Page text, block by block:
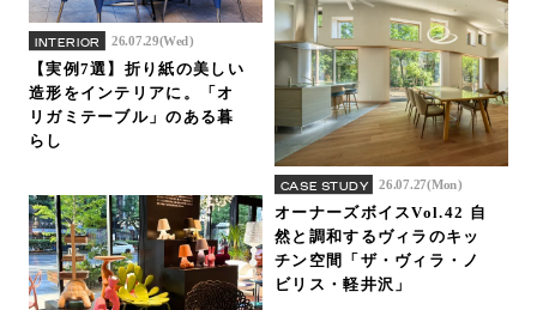
INTERIOR 26.07.29(Wed)
【実例7選】折り紙の美しい
造形をインテリアに。「オ
リガミテーブル」のある暮
らし
CASE STUDY 26.07.27(Mon)
オーナーズボイスVol.42 自
然と調和するヴィラのキッ
チン空間「ザ・ヴィラ・ノ
ビリス・軽井沢」